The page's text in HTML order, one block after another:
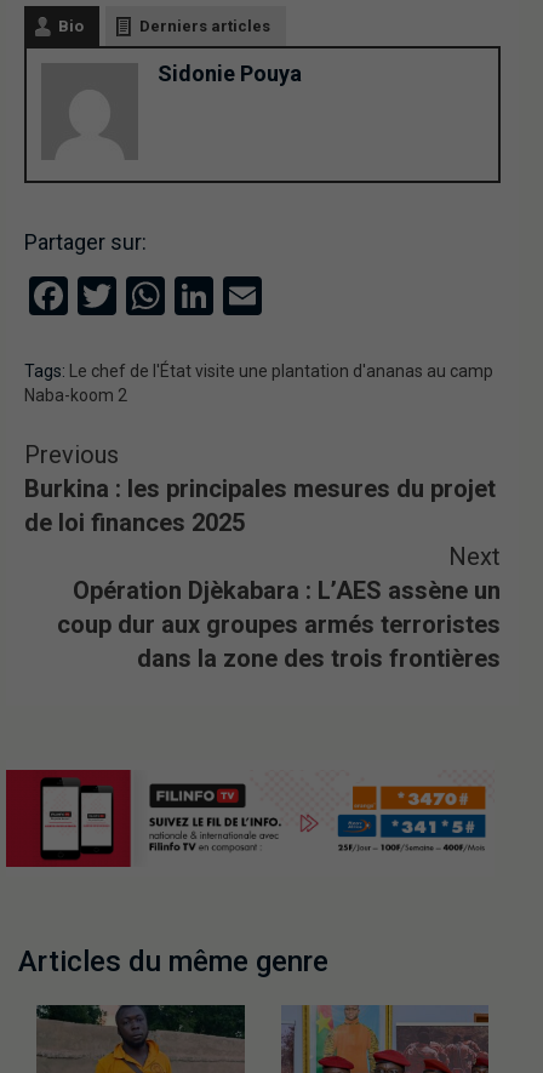
Bio Derniers articles
Sidonie Pouya
Partager sur:
Facebook
Twitter
WhatsApp
LinkedIn
Tags: Le chef de l'État visite une plantation d'ananas au camp
Naba-koom 2
Previous
Burkina : les principales mesures du projet
de loi finances 2025
Next
Opération Djèkabara : L’AES assène un
coup dur aux groupes armés terroristes
dans la zone des trois frontières
Articles du même genre